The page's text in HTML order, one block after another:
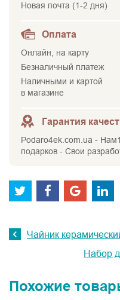
Новая почта (1-2 дня)
Оплата
Онлайн, на карту
Безналичный платеж
Наличными и картой
в магазине
Гарантия
Podaro4ek.com.ua -
подарков - Свои
Чайник
Набор
Похожие